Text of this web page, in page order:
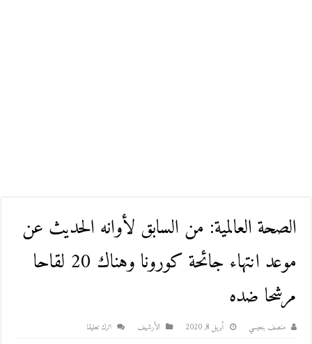
الصحة العالمية: من السابق لأوانه الحديث عن
موعد انتهاء جائحة كورونا وهناك 20 لقاحا
مرشحا ضده
منصف بنعيسي أبريل 8, 2020 اﻷرشيف اترك تعليقا